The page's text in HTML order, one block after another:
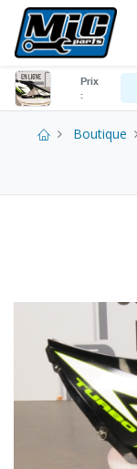
Prix
:
Boutique